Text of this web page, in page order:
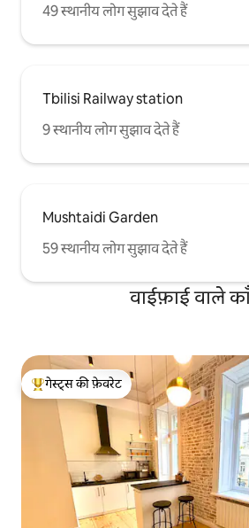
49 स्थानीय लोग सुझाव देते हैं
Tbilisi Railway station
9 स्थानीय लोग सुझाव देते हैं
Mushtaidi Garden
59 स्थानीय लोग सुझाव देते हैं
वाईफ़ाई वाले
गेस्ट्स का टॉप फ़ेवरेट
गेस्ट्स की फ़ेवरेट